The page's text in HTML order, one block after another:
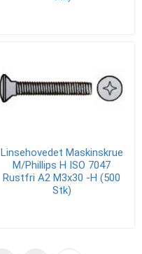
Linsehovedet Maskinskrue
M/Phillips H ISO 7047
Rustfri A2 M3x30 -H (500
Stk)